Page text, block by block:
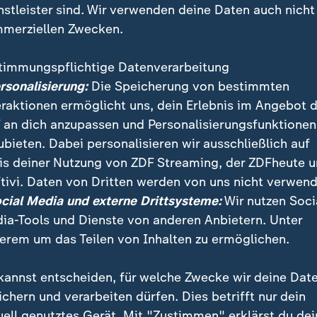
beim Tribeca Festival in New York: Popstar Katy
mit ihrem Partner Justin Trudeau zur Premiere ihres
sind. Wir verwenden deine Daten auch nicht
Zwecken.
Datenverarbeitung
Die Speicherung von bestimmten
ermöglicht uns, dein Erlebnis im Angebot
an dich anzupassen und Personalisierungsfunktionen
Dabei personalisieren wir ausschließlich auf
deiner Nutzung von ZDF Streaming, der ZDFheute
Daten von Dritten werden von uns nicht
Media und externe Drittsysteme:Wir nutzen
Tools und Dienste von anderen Anbietern. Unter
um das Teilen von Inhalten zu ermöglichen.
entscheiden, für welche Zwecke wir deine
und verarbeiten dürfen. Dies betrifft nur dein